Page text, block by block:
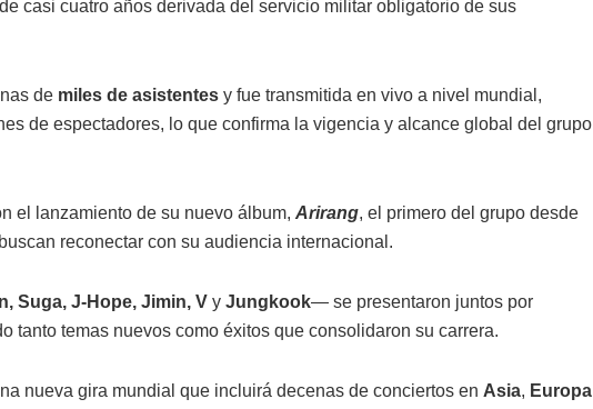
casi cuatro años derivada del servicio militar obligatorio de sus
de miles de asistentes y fue transmitida en vivo a nivel mundial,
de espectadores, lo que confirma la vigencia y alcance global del grupo
el lanzamiento de su nuevo álbum, Arirang, el primero del grupo desde
reconectar con su audiencia internacional.
Suga, J-Hope, Jimin, V y Jungkook— se presentaron juntos por
tanto temas nuevos como éxitos que consolidaron su carrera.
nueva gira mundial que incluirá decenas de conciertos en Asia, Europa